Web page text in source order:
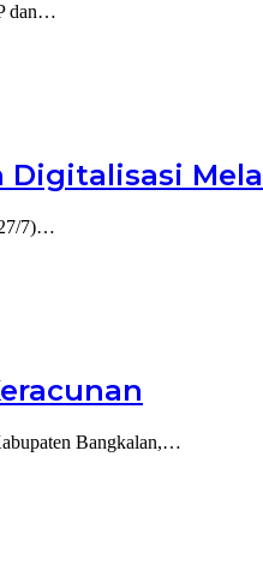
dan…
Digitalisasi
7)…
Bangkalan,…